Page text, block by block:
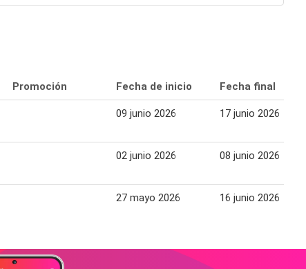
Promoción Fecha de inicio Fecha final
09 junio 2026 17 junio 2026
02 junio 2026 08 junio 2026
27 mayo 2026 16 junio 2026